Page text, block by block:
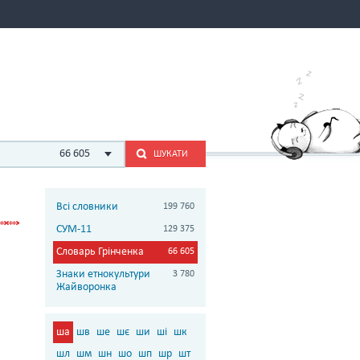
66 605 ШУКАТИ
Всі словники 199 760
СУМ-11 129 375
Словарь Грінченка 66 605
Знаки етнокультури
Жайворонка
3 780
ша шв ше шє ши ші шк
шл
шм шн шо шп шр шт